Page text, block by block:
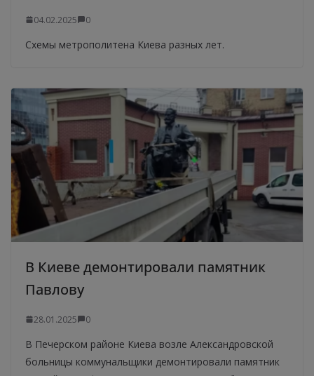
04.02.2025 0
Схемы метрополитена Киева разных лет.
В Киеве демонтировали памятник
Павлову
28.01.2025 0
В Печерском районе Киева возле Александровской
больницы коммунальщики демонтировали памятник